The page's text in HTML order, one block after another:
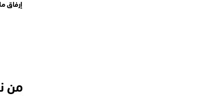
إرفاق
من